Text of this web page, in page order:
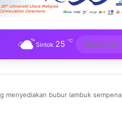
Sintok 25 ℃
menyediakan bubur lambuk sempena